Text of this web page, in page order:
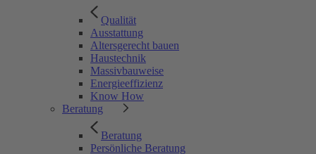
Qualität
Ausstattung
Altersgerecht bauen
Haustechnik
Massivbauweise
Energieeffizienz
Know How
Beratung
Beratung
Persönliche Beratung